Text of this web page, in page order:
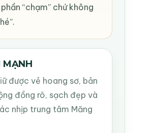
“chạm” chứ không
MẠNH
được vẻ hoang sơ, bản
đồng rõ, sạch đẹp và
nhịp trung tâm Măng